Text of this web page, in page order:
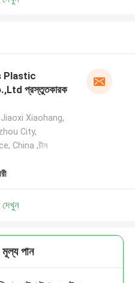
Plastic
প্রস্তুতকারক
Xiaohang,
City,
China ,চীন
পান